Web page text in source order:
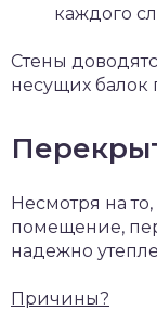
каждого
Стены
несущих балок
Несмотря на
помещение,
надежно
Причины?